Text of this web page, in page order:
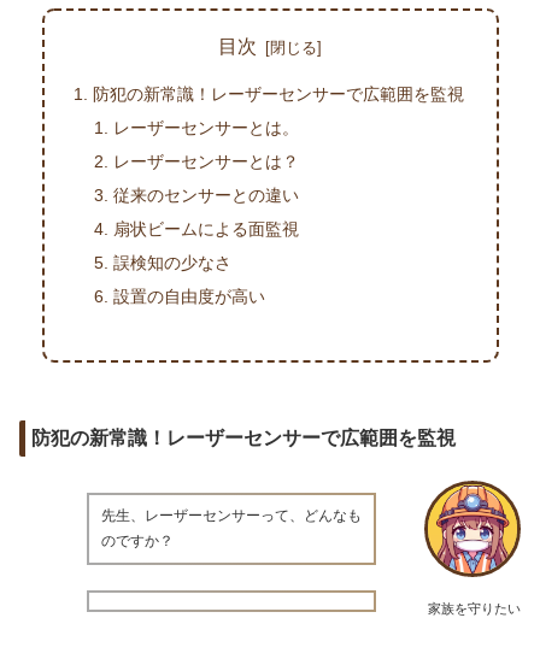
目次
防犯の新常識！レーザーセンサーで広範囲を監視
レーザーセンサーとは。
レーザーセンサーとは？
従来のセンサーとの違い
扇状ビームによる面監視
誤検知の少なさ
設置の自由度が高い
防犯の新常識！レーザーセンサーで広範囲を監視
家族を守りたい
先生、レーザーセンサーって、どんなも
のですか？